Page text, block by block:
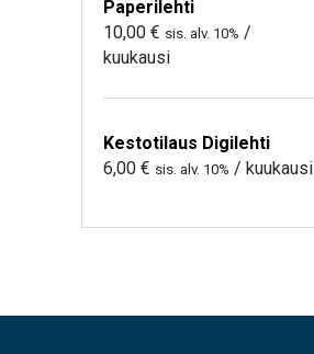
Paperilehti
10,00 € sis. alv. 10% /
kuukausi
Kestotilaus Digilehti
6,00 € sis. alv. 10% / kuukausi